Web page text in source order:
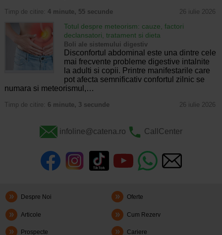
Timp de citire: 4 minute, 55 secunde 26 iulie 2026
Totul despre meteorism: cauze, factori
declansatori, tratament si dieta
Boli ale sistemului digestiv
Disconfortul abdominal este una dintre cele
mai frecvente probleme digestive intalnite
la adulti si copii. Printre manifestarile care
pot afecta semnificativ confortul zilnic se
numara si meteorismul,…
Timp de citire: 6 minute, 3 secunde 26 iulie 2026
infoline@catena.ro CallCenter
Despre Noi Oferte
Articole Cum Rezerv
Prospecte Cariere